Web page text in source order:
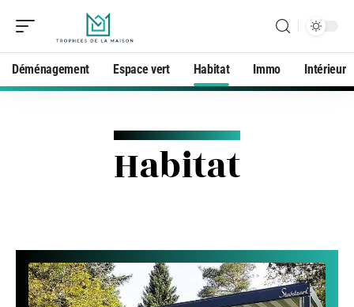
Déménagement Espace vert Habitat Immo Intérieur
Habitat